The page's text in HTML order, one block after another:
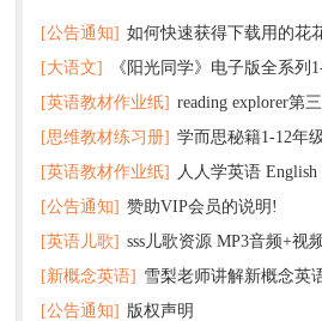
[公告通知] 如何快速获得下载用的花
[大语文]
《阳光同学》电子版全系列
+英语
[英语教材作业纸] reading explorer第
+音频 百度云网盘下载
[思维教材练习册] 学而思秘籍1-12年
子版PDF全册 百度网盘
[英语教材作业纸] 人人学英语
版pdf 百度网盘下载
[公告通知] 赞助VIP会员的说明!
[英语儿歌] sss儿歌资源 MP3音频+视
百度云网盘下载
[新概念英语] 雪梨老师讲解新概念英
[公告通知] 版权声明